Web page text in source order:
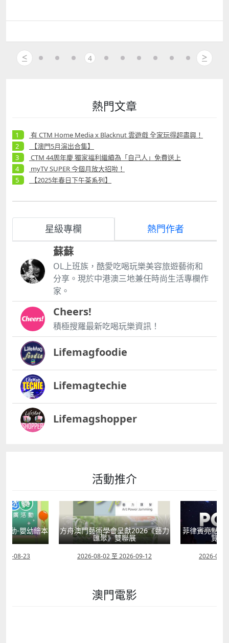
驗，古典樂迷必去！ bull; 詳情：
匯舞台 bull; 簡介：泰國人氣CP BounPrem雙人粉絲見
面會，近距離感受偶像魅力，浪漫又溫馨！ bull; 詳
httpswww.broadwaymacau.com.mozhhanteventmi
dnightreveriebounpremfanmeetingmacau 2025 夏
賢尚 粉絲演唱會 IN MACAU bull; 日期：2025年6月7
日 bull; 地點：「澳門銀河」 G Box bull; 詳情：
httpswww.galaxymacau.comzhhantoffersentertain
ment2025hahyunsangfanconcertmacau LYKN
Nut、Hong、Tui、William、Lego五位成員蓄勢待
發，即將用炸裂舞台點燃澳門！ bull; 詳情：
httpswww.broadwaymacau.com.mozhhantevently
knunleashedasiatourmacau 動力火車《都是因為
愛》巡迴演唱會澳門站 bull; 日期：2025年6月14日
bull; 地點：倫敦人綜藝館 bull; 簡介：動力火車帶來充
滿力量的搖滾現場，經典歌曲陪伴樂迷度過美好夜晚。
bull; 詳情：
httpshk.londonermacao.commacaueventsshowspo
werstation2025.html 黃志輝【謎】魔術秀 bull; 日
期：2025年6月14日 bull; 地點：「澳門銀河」 G Box
bull; 簡介：魔術與謎團結合，帶你體驗神秘又驚喜的
視覺盛宴！ bull; 詳情：
httpswww.galaxymacau.comzhhantoffersentertain
mentluiswongmtyhmagicshow 2025 張繼聰x謝安
琪「The Duality 一念雙生」 bull; 日期：2025年6月
14日 bull; 地點：澳門百老匯舞台 bull; 詳情：
httpswww.broadwaymacau.com.mozhhanteventga
laxymacautmpresents2025louiskaydualityconcert
Alan Walker 2025 Live in Macau bull; 日期：2025年
6月15日 bull; 地點：澳門戶外表演區 bull; 簡介：國際
bull; 簡介：溫柔歌聲陪你度過浪漫夏夜，音樂會必
httpswww.galaxymacau.comzhhantoffersentertain
mentwhylistenlovesongsmacau 2025 LEE JUN
HYUK FAN MEETING LET ME IN IN MACAU bull; 日
期：2025年6月21日 bull; 地點：百老匯舞台 bull; 簡
介：韓國人氣演員李俊赫粉絲見面會，近距離感受偶像
魅力！ bull; 詳情：
bull; 日期：2025年6月22日 bull; 地點：澳門百老匯舞
< 4 >
熱門文章
有 CTM Home Media x Blacknut 雲遊戲 全家玩得超盡興！
【澳門5月演出合集】
CTM 44周年慶 獨家福利繼續為「自己人」免費送上
myTV SUPER 今個月放大招啦！
【2025年春日下午茶系列】
星級專欄 熱門作者
蘇蘇
OL上班族，酷愛吃喝玩樂美容旅遊藝術和
分享。現於中港澳三地兼任時尚生活專欄作
家。
Cheers!
積極搜羅最新吃喝玩樂資訊！
Lifemagfoodie
Lifemagtechie
Lifemagshopper
活動推介
動-嬰幼繪本
08-23
方舟澳門藝術學會呈獻2026《藝力
匯聚》雙聯展
2026-08-02 至 2026-09-12
菲律賓亮點文
覽會
2026-07-
澳門電影